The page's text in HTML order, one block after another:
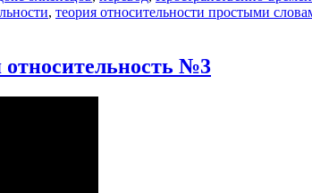
, теория относительности простыми
№3